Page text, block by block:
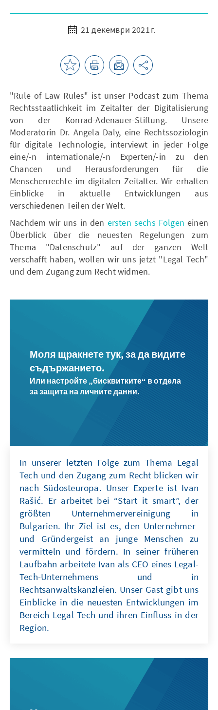
21 декември 2021 г.
"Rule of Law Rules" ist unser Podcast zum Thema
Rechtsstaatlichkeit im Zeitalter der Digitalisierung
von der Konrad-Adenauer-Stiftung. Unsere
Moderatorin Dr. Angela Daly, eine Rechtssoziologin
für digitale Technologie, interviewt in jeder Folge
eine/-n internationale/-n Experten/-in zu den
Chancen und Herausforderungen für die
Menschenrechte im digitalen Zeitalter. Wir erhalten
Einblicke in aktuelle Entwicklungen aus
verschiedenen Teilen der Welt.
Nachdem wir uns in den ersten sechs Folgen einen
Überblick über die neuesten Regelungen zum
Thema "Datenschutz" auf der ganzen Welt
verschafft haben, wollen wir uns jetzt "Legal Tech"
und dem Zugang zum Recht widmen.
Моля щракнете тук, за да видите
съдържанието.
Или настройте „бисквитките“ в отдела
за защита на личните данни.
In unserer letzten Folge zum Thema Legal
Tech und den Zugang zum Recht blicken wir
nach Südosteuropa. Unser Experte ist Ivan
Rašić. Er arbeitet bei “Start it smart”, der
größten Unternehmervereinigung in
Bulgarien. Ihr Ziel ist es, den Unternehmer-
und Gründergeist an junge Menschen zu
vermitteln und fördern. In seiner früheren
Laufbahn arbeitete Ivan als CEO eines Legal-
Tech-Unternehmens und in
Rechtsanwaltskanzleien. Unser Gast gibt uns
Einblicke in die neuesten Entwicklungen im
Bereich Legal Tech und ihren Einfluss in der
Region.